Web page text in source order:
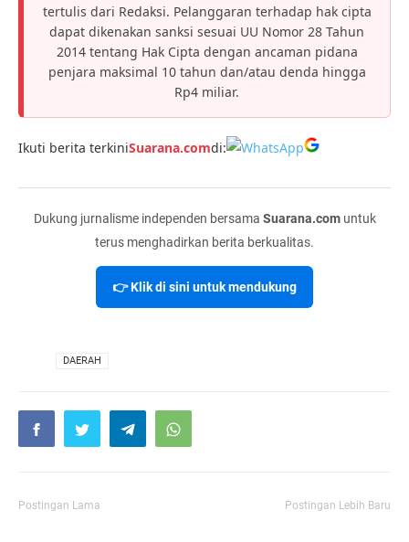
tertulis dari Redaksi. Pelanggaran terhadap hak cipta
dapat dikenakan sanksi sesuai UU Nomor 28 Tahun
2014 tentang Hak Cipta dengan ancaman pidana
penjara maksimal 10 tahun dan/atau denda hingga
Rp4 miliar.
Ikuti berita terkiniSuarana.comdi:
Dukung jurnalisme independen bersama Suarana.comuntuk
terus menghadirkan berita berkualitas.
👉 Klik di sini untuk mendukung
DAERAH
Postingan Lama Postingan Lebih Baru